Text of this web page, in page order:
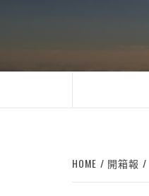
HOME 開箱報